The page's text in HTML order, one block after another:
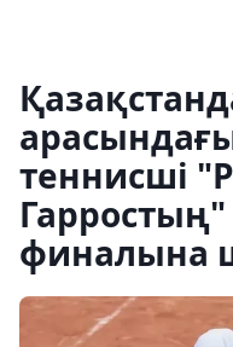
теннисші
финалына